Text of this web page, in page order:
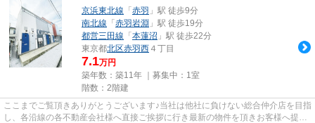
京浜東北線 「 赤羽 」駅 徒歩9分
南北線 「 赤羽岩淵 」駅 徒歩19分
都営三田線 「 本蓮沼 」駅 徒歩22分
東京都北区赤羽西 ４丁目
7.1万円
築年数：築11年 ｜募集中： 1室
階数：2階建
ここまでご覧頂きありがとうございます♪当社は他社に負けない総合仲介店を目指
し、各沿線の各不動産会社様へ直接ご挨拶に行き最新の物件を頂きお客様へ提供